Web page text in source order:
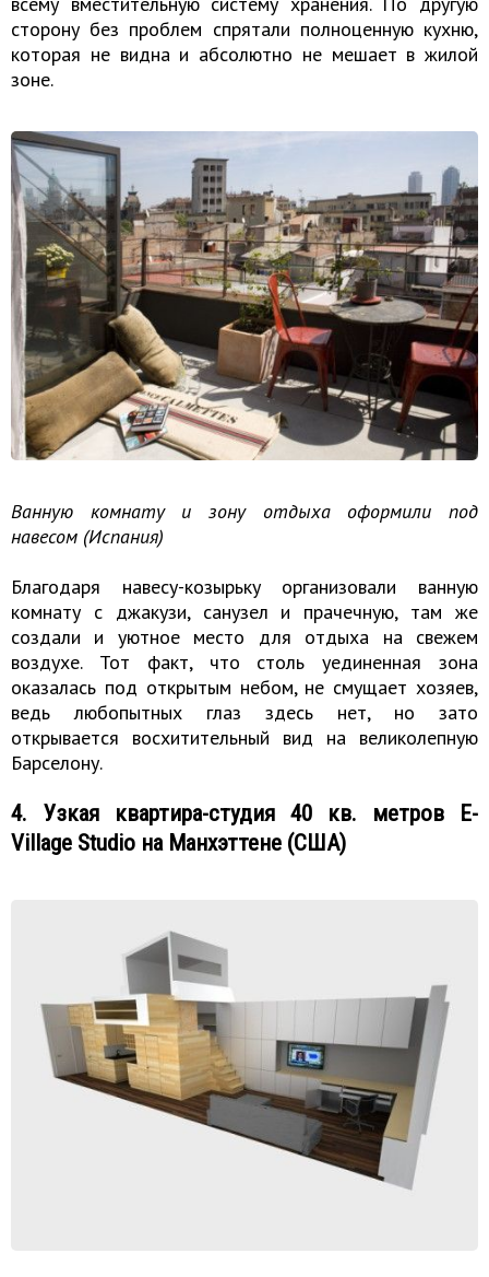
сторону без проблем спрятали полноценную кухню,
которая не видна и абсолютно не мешает в жилой
зоне.
Ванную комнату и зону отдыха оформили под
навесом (Испания)
Благодаря навесу-козырьку организовали ванную
комнату с джакузи, санузел и прачечную, там же
создали и уютное место для отдыха на свежем
воздухе. Тот факт, что столь уединенная зона
оказалась под открытым небом, не смущает хозяев,
ведь любопытных глаз здесь нет, но зато
открывается восхитительный вид на великолепную
Барселону.
4. Узкая квартира-студия 40 кв. метров E-
Village Studio на Манхэттене (США)